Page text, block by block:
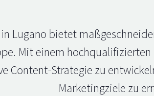
Lugano bietet
Mit einem
Content-Strategie zu
Marketingziele zu